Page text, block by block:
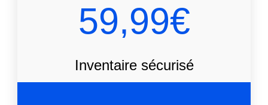
59,99€
Inventaire sécurisé